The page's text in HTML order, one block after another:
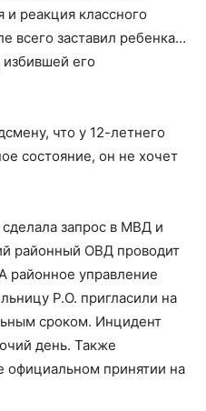
и реакция классного
всего заставил ребенка…
избившей его
что у 12-летнего
состояние, он не хочет
запрос в МВД и
районный ОВД проводит
районное управление
Р.О. пригласили на
сроком. Инцидент
день. Также
официальном принятии на